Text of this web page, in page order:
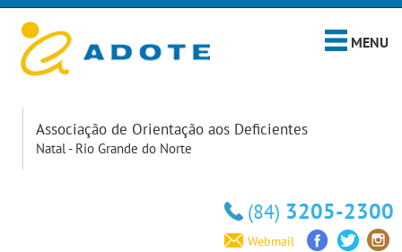
MENU
Associação de Orientação aos Deficientes
Natal - Rio Grande do Norte
(84) 3205-2300
Webmail